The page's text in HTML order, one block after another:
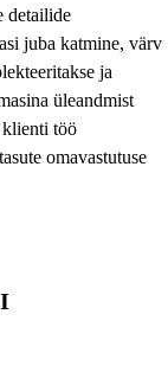
detailide
juba katmine, värv
ja
üleandmist
töö
omavastutuse